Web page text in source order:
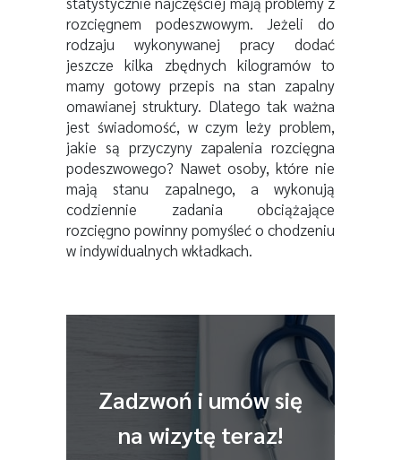
rozcięgnem podeszwowym. Jeżeli do
rodzaju wykonywanej pracy dodać
jeszcze kilka zbędnych kilogramów to
mamy gotowy przepis na stan zapalny
omawianej struktury. Dlatego tak ważna
jest świadomość, w czym leży problem,
jakie są przyczyny zapalenia rozcięgna
podeszwowego? Nawet osoby, które nie
mają stanu zapalnego, a wykonują
codziennie zadania obciążające
rozcięgno powinny pomyśleć o chodzeniu
w indywidualnych wkładkach.
Zadzwoń i umów się
na wizytę teraz!